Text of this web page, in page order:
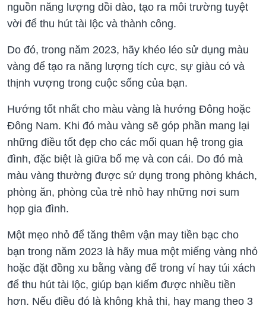
nguồn năng lượng dồi dào, tạo ra môi trường tuyệt
vời để thu hút tài lộc và thành công.
Do đó, trong năm 2023, hãy khéo léo sử dụng màu
vàng để tạo ra năng lượng tích cực, sự giàu có và
thịnh vượng trong cuộc sống của bạn.
Hướng tốt nhất cho màu vàng là hướng Đông hoặc
Đông Nam. Khi đó màu vàng sẽ góp phần mang lại
những điều tốt đẹp cho các mối quan hệ trong gia
đình, đặc biệt là giữa bố mẹ và con cái. Do đó mà
màu vàng thường được sử dụng trong phòng khách,
phòng ăn, phòng của trẻ nhỏ hay những nơi sum
họp gia đình.
Một mẹo nhỏ để tăng thêm vận may tiền bạc cho
bạn trong năm 2023 là hãy mua một miếng vàng nhỏ
hoặc đặt đồng xu bằng vàng để trong ví hay túi xách
để thu hút tài lộc, giúp bạn kiếm được nhiều tiền
hơn. Nếu điều đó là không khả thi, hay mang theo 3